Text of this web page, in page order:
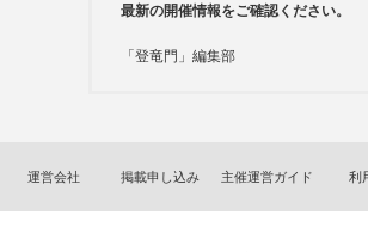
最新の開催情報をご確認ください。
「登竜門」編集部
運営会社 掲載申し込み 主催運営ガイド 利